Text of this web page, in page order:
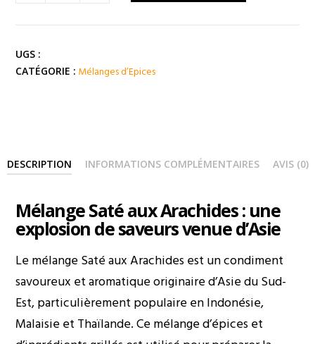
aux
Arachides
UGS :
CATÉGORIE : Mélanges d’Epices
DESCRIPTION INFORMATIONS COMPLÉMENTAIRES AVIS (0)
Mélange Saté aux Arachides : une
explosion de saveurs venue d’Asie
Le mélange Saté aux Arachides est un condiment
savoureux et aromatique originaire d’Asie du Sud-
Est, particulièrement populaire en Indonésie,
Malaisie et Thaïlande. Ce mélange d’épices et